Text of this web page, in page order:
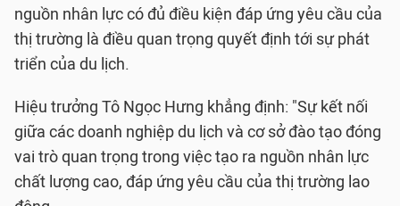
nguồn nhân lực có đủ điều kiện đáp ứng yêu cầu của
thị trường là điều quan trọng quyết định tới sự phát
triển của du lịch.
Hiệu trưởng Tô Ngọc Hưng khẳng định: "Sự kết nối
giữa các doanh nghiệp du lịch và cơ sở đào tạo đóng
vai trò quan trọng trong việc tạo ra nguồn nhân lực
chất lượng cao, đáp ứng yêu cầu của thị trường lao